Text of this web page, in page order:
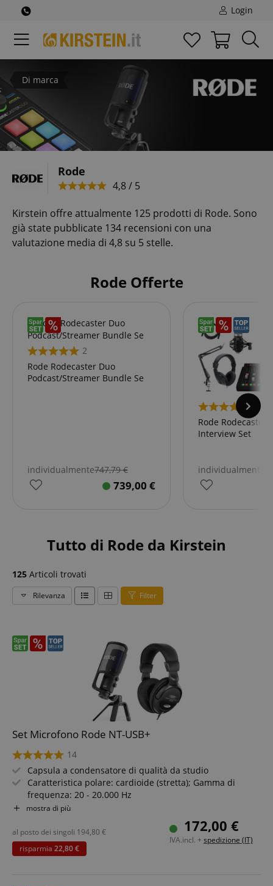
Login
Di marca
Rode
4,8 / 5
Kirstein offre attualmente 125 prodotti di Rode. Sono
già state pubblicate 134 recensioni con una
valutazione media di 4,8 su 5 stelle.
Rode Offerte
2
Rode Rodecaster Duo
Podcast/Streamer Bundle Se
individualmente747,79€
739,00 €
Rode Rodecaster
Interview Set
individualmente
Tutto di Rode da Kirstein
125 Articoli trovati
Rilevanza Filter
Set Microfono Rode NT-USB+
14
Capsula a condensatore di qualità da studio
Caratteristica polare: cardioide (stretta); Gamma di
frequenza: 20 - 20.000 Hz
Preamp Revolution con rumore estremamente basso e
Connettività USB-C con conversione analogico-digitale ad
alta risoluzione
Uscita cuffie potente con monitoraggio senza latenza e
mostra di più
172,00 €
IVA.incl. + spedizione (IT)
al posto dei singoli 194,80 €
risparmia 22,80 €